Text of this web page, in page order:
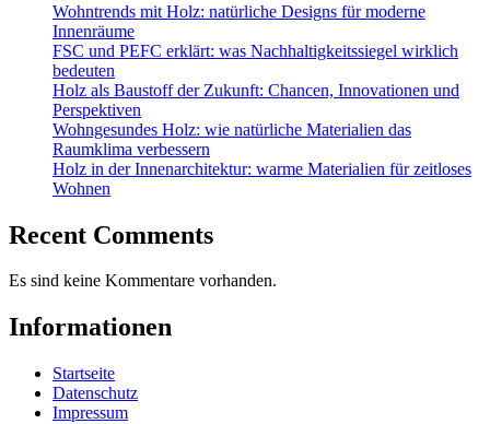
Wohntrends mit Holz: natürliche Designs für moderne
Innenräume
FSC und PEFC erklärt: was Nachhaltigkeitssiegel wirklich
bedeuten
Holz als Baustoff der Zukunft: Chancen, Innovationen und
Perspektiven
Wohngesundes Holz: wie natürliche Materialien das
Raumklima verbessern
Holz in der Innenarchitektur: warme Materialien für zeitloses
Wohnen
Recent Comments
Es sind keine Kommentare vorhanden.
Informationen
Startseite
Datenschutz
Impressum